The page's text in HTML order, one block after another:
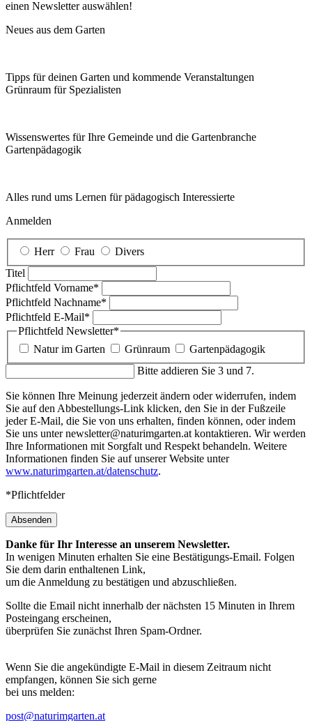
einen Newsletter auswählen!
Neues aus dem Garten
Tipps für deinen Garten und kommende Veranstaltungen
Grünraum für Spezialisten
Wissenswertes für Ihre Gemeinde und die Gartenbranche
Garten­pädagogik
Alles rund ums Lernen für pädagogisch Interessierte
Anmelden
Herr Frau
Divers
Titel
Pflichtfeld Vorname*
Pflichtfeld Nachname*
Pflichtfeld E-Mail*
Pflichtfeld Newsletter*
Natur im Garten
Grünraum
Gartenpädagogik
Bitte addieren Sie 3 und 7.
Sie können Ihre Meinung jederzeit ändern oder widerrufen, indem
Sie auf den Abbestellungs-Link klicken, den Sie in der Fußzeile
jeder E-Mail, die Sie von uns erhalten, finden können, oder indem
Sie uns unter newsletter@naturimgarten.at kontaktieren. Wir werden
Ihre Informationen mit Sorgfalt und Respekt behandeln. Weitere
Informationen finden Sie auf unserer Website unter
www.naturimgarten.at/datenschutz.
*Pflichtfelder
Absenden
Danke für Ihr Interesse an unserem Newsletter.
In wenigen Minuten erhalten Sie eine Bestätigungs-Email. Folgen
Sie dem darin enthaltenen Link,
um die Anmeldung zu bestätigen und abzuschließen.
Sollte die Email nicht innerhalb der nächsten 15 Minuten in Ihrem
Posteingang erscheinen,
überprüfen Sie zunächst Ihren Spam-Ordner.
Wenn Sie die angekündigte E-Mail in diesem Zeitraum nicht
empfangen, können Sie sich gerne
bei uns melden:
post@naturimgarten.at